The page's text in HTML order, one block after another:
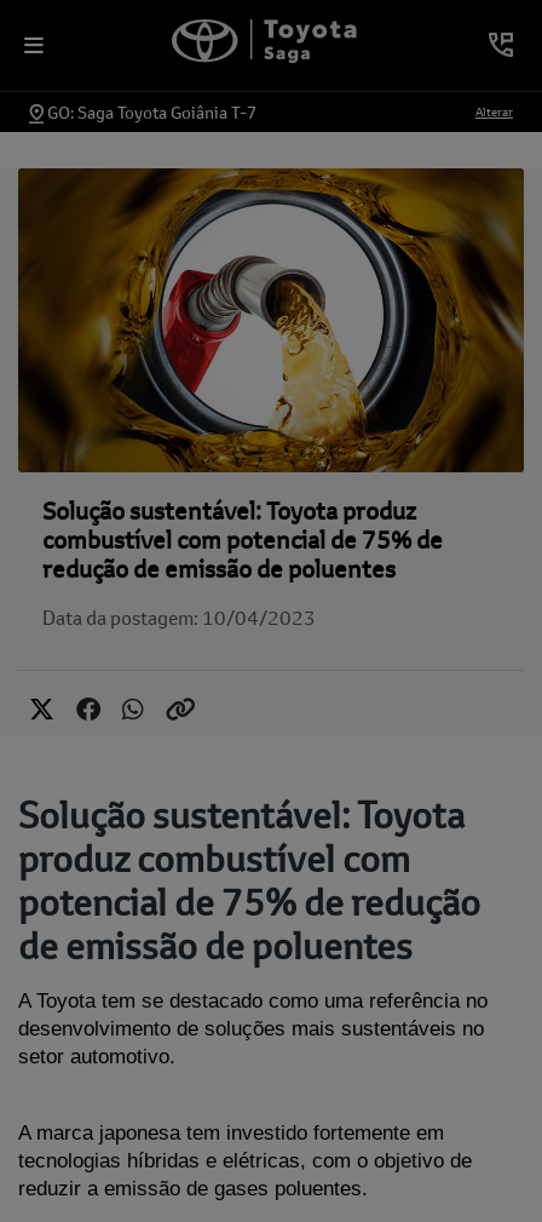
GO: Saga Toyota Goiânia T-7 Alterar
Solução sustentável: Toyota produz
combustível com potencial de 75% de
redução de emissão de poluentes
Data da postagem: 10/04/2023
Solução sustentável: Toyota
produz combustível com
potencial de 75% de redução
de emissão de poluentes
A Toyota tem se destacado como uma referência no
desenvolvimento de soluções mais sustentáveis no
setor automotivo.
A marca japonesa tem investido fortemente em
tecnologias híbridas e elétricas, com o objetivo de
reduzir a emissão de gases poluentes.